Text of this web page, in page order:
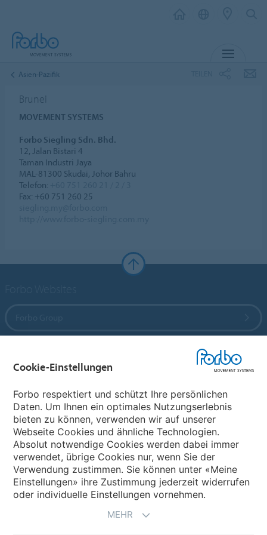
Asien-Pazifik
Brunei
MOVEMENT SYSTEMS
Forbo Siegling Sdn. Bhd.
12, Jalan Bistari 4
Taman Industri Jaya
MAL-81300 Skudai, Johor Bahru
Telefon:
Fax: +60 751 260 25
Wählen Sie ein Land
Wählen Sie Ihr Land
Cookie-Einstellungen
Forbo respektiert und schützt Ihre persönlichen
Daten. Um Ihnen ein optimales Nutzungserlebnis
bieten zu können, verwenden wir auf unserer
Webseite Cookies und ähnliche Technologien.
Absolut notwendige Cookies werden dabei immer
verwendet, übrige Cookies nur, wenn Sie der
Verwendung zustimmen. Sie können unter «Meine
Einstellungen» ihre Zustimmung jederzeit widerrufen
oder individuelle Einstellungen vornehmen.
MEHR